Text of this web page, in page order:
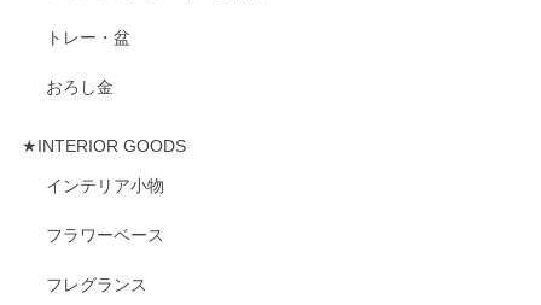
トレー・盆
おろし金
★INTERIOR GOODS
インテリア小物
フラワーベース
フレグランス